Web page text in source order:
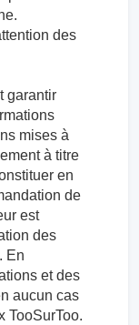
des
garantir
mises à
à titre
en
de
est
des
En
et des
aucun cas
TooSurToo.